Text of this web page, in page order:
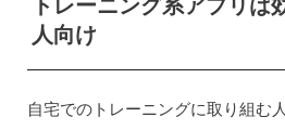
人向け
自宅でのトレーニングに取り組む